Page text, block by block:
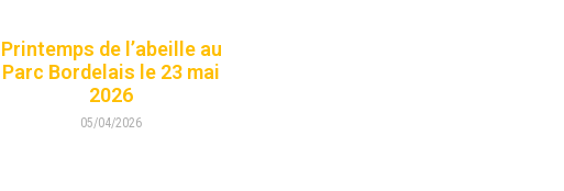
Printemps de l’abeille au
Parc Bordelais le 23 mai
2026
05/04/2026